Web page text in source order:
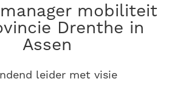
Drenthe in
Assen
leider met visie